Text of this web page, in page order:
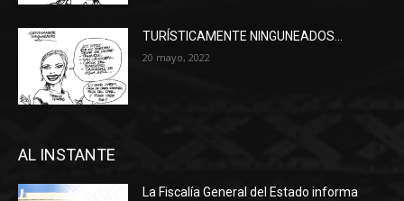
TURÍSTICAMENTE NINGUNEADOS…
20 mayo, 2022
AL INSTANTE
La Fiscalía General del Estado informa